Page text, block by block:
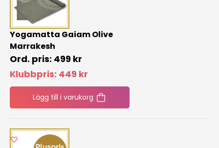
Yogamatta Gaiam Olive
Marrakesh
499 kr
Klubbpris: 449 kr
Lägg till i varukorg